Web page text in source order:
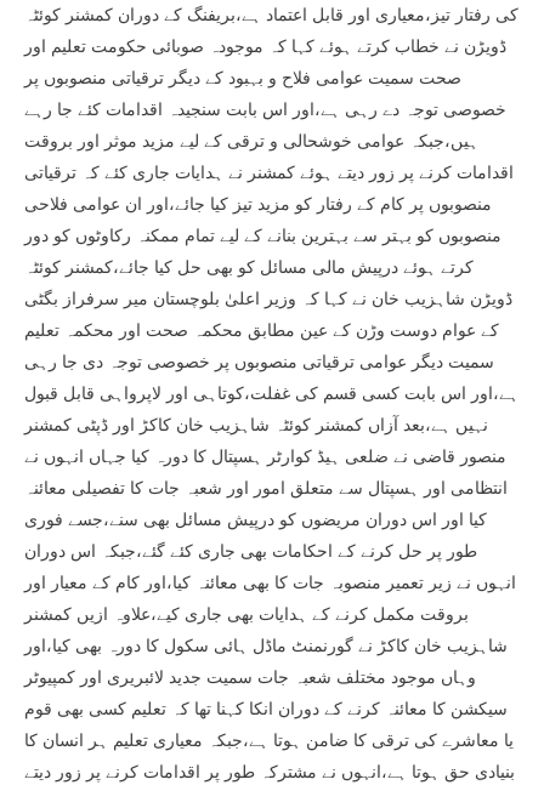
کی رفتار تیز،معیاری اور قابل اعتماد ہے،بریفنگ کے دوران کمشنر کوئٹہ
ڈویڑن نے خطاب کرتے ہوئے کہا کہ موجودہ صوبائی حکومت تعلیم اور
صحت سمیت عوامی فلاح و بہبود کے دیگر ترقیاتی منصوبوں پر
خصوصی توجہ دے رہی ہے،اور اس بابت سنجیدہ اقدامات کئے جا رہے
ہیں،جبکہ عوامی خوشحالی و ترقی کے لیے مزید موثر اور بروقت
اقدامات کرنے پر زور دیتے ہوئے کمشنر نے ہدایات جاری کئے کہ ترقیاتی
منصوبوں پر کام کے رفتار کو مزید تیز کیا جائے،اور ان عوامی فلاحی
منصوبوں کو بہتر سے بہترین بنانے کے لیے تمام ممکنہ رکاوٹوں کو دور
کرتے ہوئے درپیش مالی مسائل کو بھی حل کیا جائے،کمشنر کوئٹہ
ڈویڑن شاہزیب خان نے کہا کہ وزیر اعلیٰ بلوچستان میر سرفراز بگٹی
کے عوام دوست وڑن کے عین مطابق محکمہ صحت اور محکمہ تعلیم
سمیت دیگر عوامی ترقیاتی منصوبوں پر خصوصی توجہ دی جا رہی
ہے،اور اس بابت کسی قسم کی غفلت،کوتاہی اور لاپرواہی قابل قبول
نہیں ہے،بعد آزاں کمشنر کوئٹہ شاہزیب خان کاکڑ اور ڈپٹی کمشنر
منصور قاضی نے ضلعی ہیڈ کوارٹر ہسپتال کا دورہ کیا جہاں انہوں نے
انتظامی اور ہسپتال سے متعلق امور اور شعبہ جات کا تفصیلی معائنہ
کیا اور اس دوران مریضوں کو درپیش مسائل بھی سنے،جسے فوری
طور پر حل کرنے کے احکامات بھی جاری کئے گئے،جبکہ اس دوران
انہوں نے زیر تعمیر منصوبہ جات کا بھی معائنہ کیا،اور کام کے معیار اور
بروقت مکمل کرنے کے ہدایات بھی جاری کیے،علاوہ ازیں کمشنر
شاہزیب خان کاکڑ نے گورنمنٹ ماڈل ہائی سکول کا دورہ بھی کیا،اور
وہاں موجود مختلف شعبہ جات سمیت جدید لائبریری اور کمپیوٹر
سیکشن کا معائنہ کرنے کے دوران انکا کہنا تھا کہ تعلیم کسی بھی قوم
یا معاشرے کی ترقی کا ضامن ہوتا ہے،جبکہ معیاری تعلیم ہر انسان کا
بنیادی حق ہوتا ہے،انہوں نے مشترکہ طور پر اقدامات کرنے پر زور دیتے